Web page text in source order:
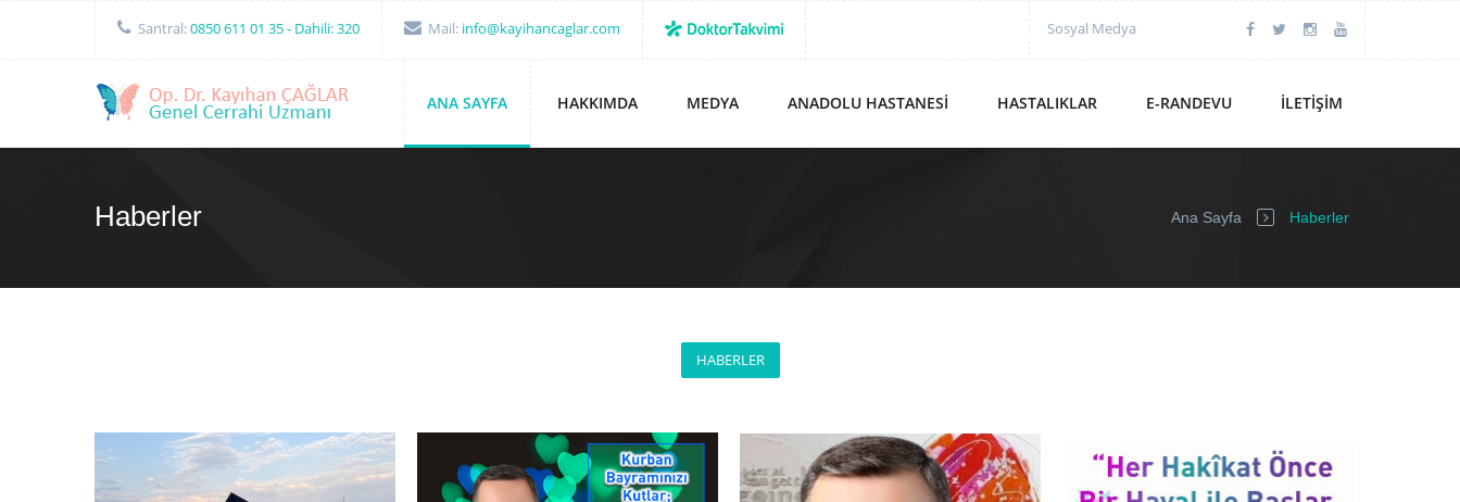
Santral:0850 611 01 35- Dahili: 320 Mail: info@kayihancaglar.com Sosyal Medya
ANA SAYFA HAKKIMDA MEDYA ANADOLU HASTANESI HASTALIKLAR E-RANDEVU İLETIŞIM
Haberler Ana Sayfa Haberler
HABERLER